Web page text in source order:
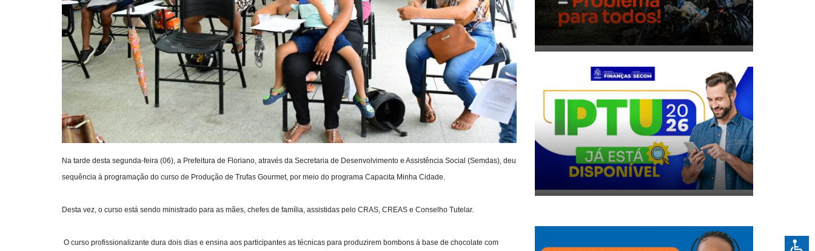
Na tarde desta segunda-feira (06), a Prefeitura de Floriano, através da Secretaria de Desenvolvimento e Assistência Social (Semdas), deu
sequência à programação do curso de Produção de Trufas Gourmet, por meio do programa Capacita Minha Cidade.
Desta vez, o curso está sendo ministrado para as mães, chefes de família, assistidas pelo CRAS, CREAS e Conselho Tutelar.
O curso profissionalizante dura dois dias e ensina aos participantes as técnicas para produzirem bombons à base de chocolate com